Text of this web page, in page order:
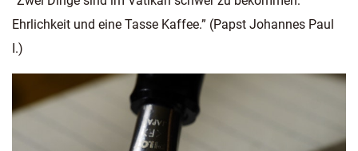
Ehrlichkeit und eine Tasse Kaffee.” (Papst Johannes Paul
I.)